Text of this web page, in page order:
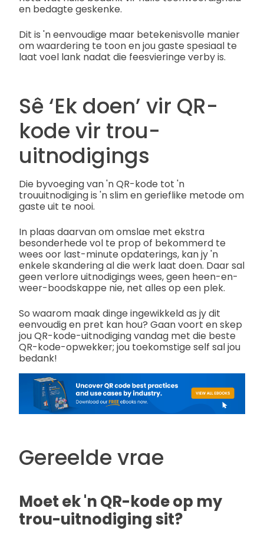
en bedagte geskenke.
Dit is 'n eenvoudige maar betekenisvolle manier
om waardering te toon en jou gaste spesiaal te
laat voel lank nadat die feesvieringe verby is.
Sê ‘Ek doen’ vir QR-
kode vir trou-
uitnodigings
Die byvoeging van 'n QR-kode tot 'n
trouuitnodiging is 'n slim en gerieflike metode om
gaste uit te nooi.
In plaas daarvan om omslae met ekstra
besonderhede vol te prop of bekommerd te
wees oor last-minute opdaterings, kan jy 'n
enkele skandering al die werk laat doen. Daar sal
geen verlore uitnodigings wees, geen heen-en-
weer-boodskappe nie, net alles op een plek.
So waarom maak dinge ingewikkeld as jy dit
eenvoudig en pret kan hou? Gaan voort en skep
jou QR-kode-uitnodiging vandag met die beste
QR-kode-opwekker; jou toekomstige self sal jou
bedank!
Gereelde vrae
Moet ek 'n QR-kode op my
trou-uitnodiging sit?